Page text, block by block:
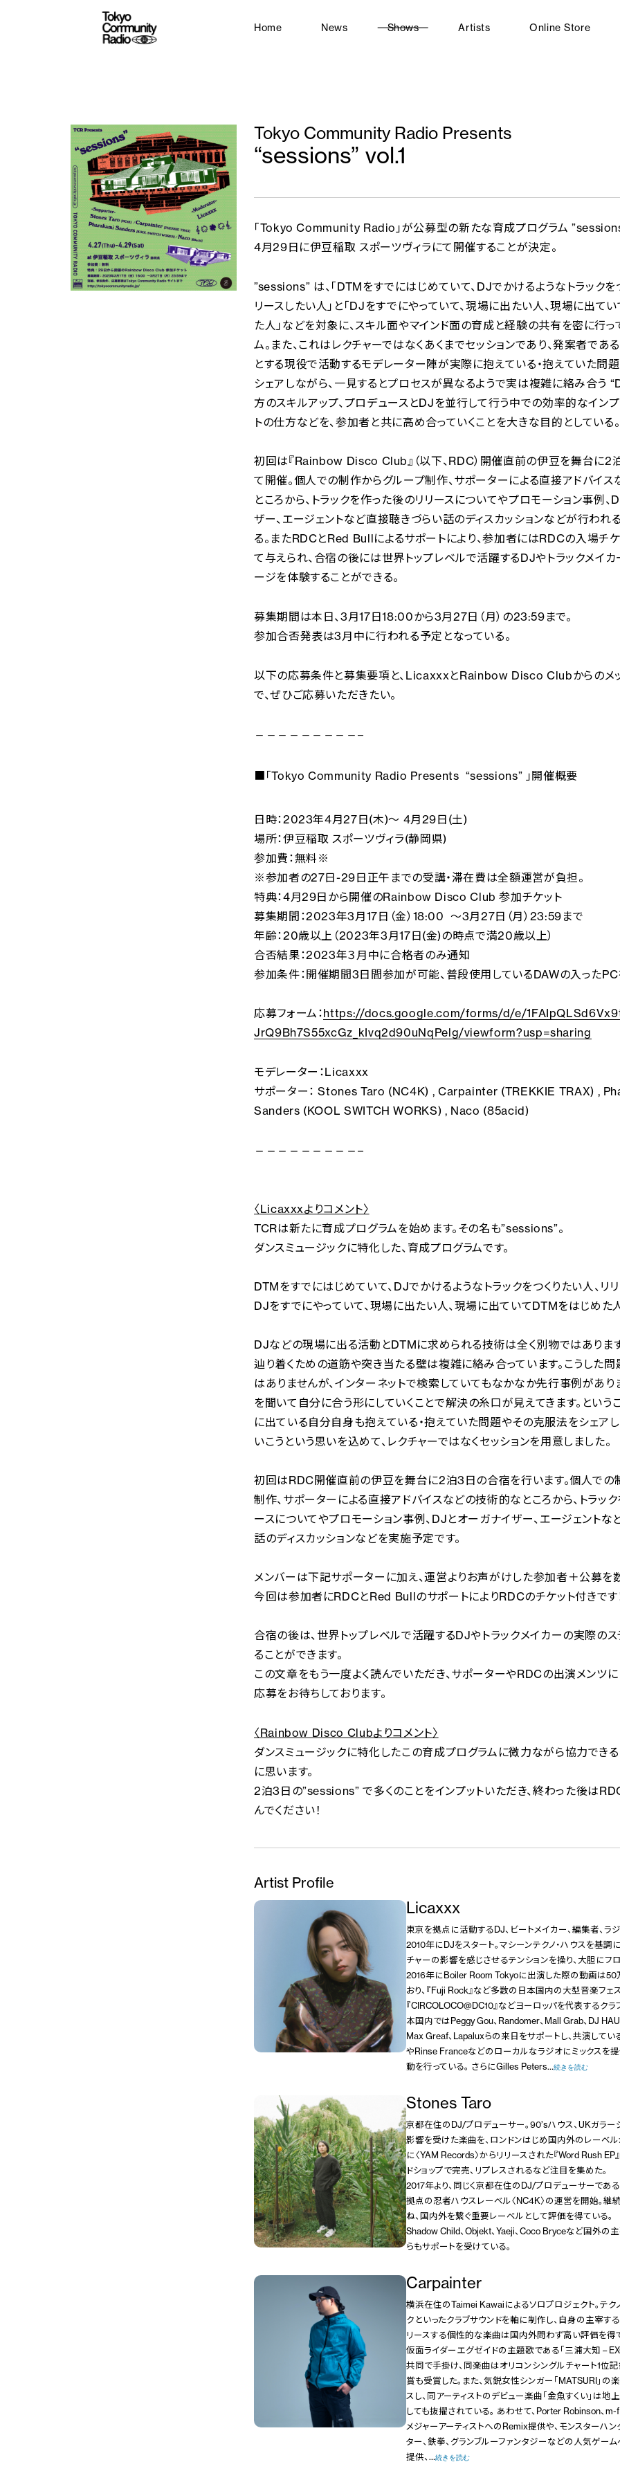
Home News Shows Artists Online Store
Tokyo Community Radio Presents
“sessions” vol.1
「Tokyo Community Radio」が公募型の新たな育成プログラム
4月29日に伊豆稲取 スポーツヴィラにて開催することが決定。
”sessions” は、「DTMをすでにはじめていて、DJでかけるようなトラックを
リースしたい人」と「DJをすでにやっていて、現場に出たい人、現場に出て
た人」などを対象に、スキル面やマインド面の育成と経験の共有を密に行っ
ム。また、これはレクチャーではなくあくまでセッションであり、発案者で
とする現役で活動するモデレーター陣が実際に抱えている・抱えていた問
シェアしながら、一見するとプロセスが異なるようで実は複雑に絡み合う
方のスキルアップ、プロデュースとDJを並行して行う中での効率的なインプ
トの仕方などを、参加者と共に高め合っていくことを大きな目的としている。
初回は『Rainbow Disco Club』（以下、RDC）開催直前の伊豆を舞台に2
て開催。個人での制作からグループ制作、サポーターによる直接アドバイ
ところから、トラックを作った後のリリースについてやプロモーション事例、
ザー、エージェントなど直接聴きづらい話のディスカッションなどが行われ
る。またRDCとRed Bullによるサポートにより、参加者にはRDCの入場チ
て与えられ、合宿の後には世界トップレベルで活躍するDJやトラックメイ
ージを体験することができる。
募集期間は本日、3月17日18:00から3月27日（月）の23:59まで。
参加合否発表は3月中に行われる予定となっている。
以下の応募条件と募集要項と、LicaxxxとRainbow Disco Clubからのメ
で、ぜひご応募いただきたい。
—————————–
■「Tokyo Community Radio Presents “sessions” 」開催概要
日時：2023年4月27日(木)～ 4月29日(土)
場所：伊豆稲取 スポーツヴィラ(静岡県)
参加費：無料※
※参加者の27日-29日正午までの受講・滞在費は全額運営が負担。
特典：4月29日から開催のRainbow Disco Club 参加チケット
募集期間：2023年3月17日（金）18:00 ～3月27日（月）23:59まで
年齢：20歳以上（2023年3月17日(金)の時点で満20歳以上）
合否結果：2023年３月中に合格者のみ通知
参加条件：開催期間3日間参加が可能、普段使用しているDAWの入った
応募フォーム：https://docs.google.com/forms/d/e/
JrQ9Bh7S55xcGz_kIvq2d90uNqPelg/viewform?usp=sharing
モデレーター：Licaxxx
サポーター： Stones Taro (NC4K) , Carpainter (TREKKIE TRAX) ,
Sanders (KOOL SWITCH WORKS) , Naco (85acid)
—————————–
〈Licaxxxよりコメント〉
TCRは新たに育成プログラムを始めます。その名も”sessions”。
ダンスミュージックに特化した、育成プログラムです。
DTMをすでにはじめていて、DJでかけるようなトラックをつくりたい人、リ
DJをすでにやっていて、現場に出たい人、現場に出ていてDTMをはじめた
DJなどの現場に出る活動とDTMに求められる技術は全く別物ではありま
辿り着くための道筋や突き当たる壁は複雑に絡み合っています。こうした
はありませんが、インターネットで検索していてもなかなか先行事例があり
を聞いて自分に合う形にしていくことで解決の糸口が見えてきます。という
に出ている自分自身も抱えている・抱えていた問題やその克服法をシェアし
いこうという思いを込めて、レクチャーではなくセッションを用意しました。
初回はRDC開催直前の伊豆を舞台に2泊3日の合宿を行います。個人での
制作、サポーターによる直接アドバイスなどの技術的なところから、トラッ
ースについてやプロモーション事例、DJとオーガナイザー、エージェントな
話のディスカッションなどを実施予定です。
メンバーは下記サポーターに加え、運営よりお声がけした参加者＋公募を
今回は参加者にRDCとRed BullのサポートによりRDCのチケット付きです！
合宿の後は、世界トップレベルで活躍するDJやトラックメイカーの実際の
ることができます。
この文章をもう一度よく読んでいただき、サポーターやRDCの出演メンツ
応募をお待ちしております。
〈Rainbow Disco Clubよりコメント〉
ダンスミュージックに特化したこの育成プログラムに微力ながら協力でき
に思います。
2泊3日の”sessions” で多くのことをインプットいただき、終わった後は
んでください！
Artist Profile
Licaxxx
東京を拠点に活動するDJ、ビートメイカー、編集者、ラジ
2010年にDJをスタート。マシーンテクノ・ハウスを基調
チャーの影響を感じさせるテンションを操り、大胆にフ
2016年にBoiler Room Tokyoに出演した際の動画は50
おり、『Fuji Rock』など多数の日本国内の大型音楽フェス
『CIRCOLOCO@DC10』などヨーロッパを代表するクラ
本国内ではPeggy Gou、Randomer、Mall Grab、DJ
Max Greaf、Lapaluxらの来日をサポートし、共演してい
やRinse Franceなどのローカルなラジオにミックスを
動を行っている。 さらにGilles Peters…続きを読む
Stones Taro
京都在住のDJ/プロデューサー。90’sハウス、UKガラー
影響を受けた楽曲を、ロンドンはじめ国内外のレーベル
に〈YAM Records〉からリリースされた『Word Rush
ドショップで完売、リプレスされるなど注目を集めた。
2017年より、同じく京都在住のDJ/プロデューサーであ
拠点の忍者ハウスレーベル〈NC4K〉の運営を開始。継
ね、国内外を繋ぐ重要レーベルとして評価を得ている。
Shadow Child、Objekt、Yaeji、Coco Bryceなど国外の
らもサポートを受けている。
Carpainter
横浜在住のTaimei Kawaiによるソロプロジェクト。テク
クといったクラブサウンドを軸に制作し、自身の主宰す
リースする個性的な楽曲は国内外問わず高い評価を得
仮面ライダーエグゼイドの主題歌である「三浦大知 –
共同で手掛け、同楽曲はオリコンシングルチャート1位
賞も受賞した。また、気鋭女性シンガー「MATSURI」の
スし、同アーティストのデビュー楽曲「金魚すくい」は地
しても抜擢されている。 あわせて、Porter Robinson、
メジャーアーティストへのRemix提供や、モンスターハン
ター、鉄拳、グランブルーファンタジーなどの人気ゲー
提供、…続きを読む